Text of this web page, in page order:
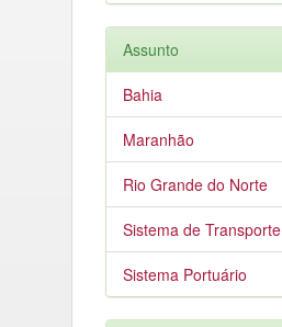
Assunto
Bahia
Maranhão
Rio Grande do Norte
Sistema de Transporte
Sistema Portuário